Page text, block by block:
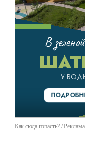
Как сюда попасть? / Реклама